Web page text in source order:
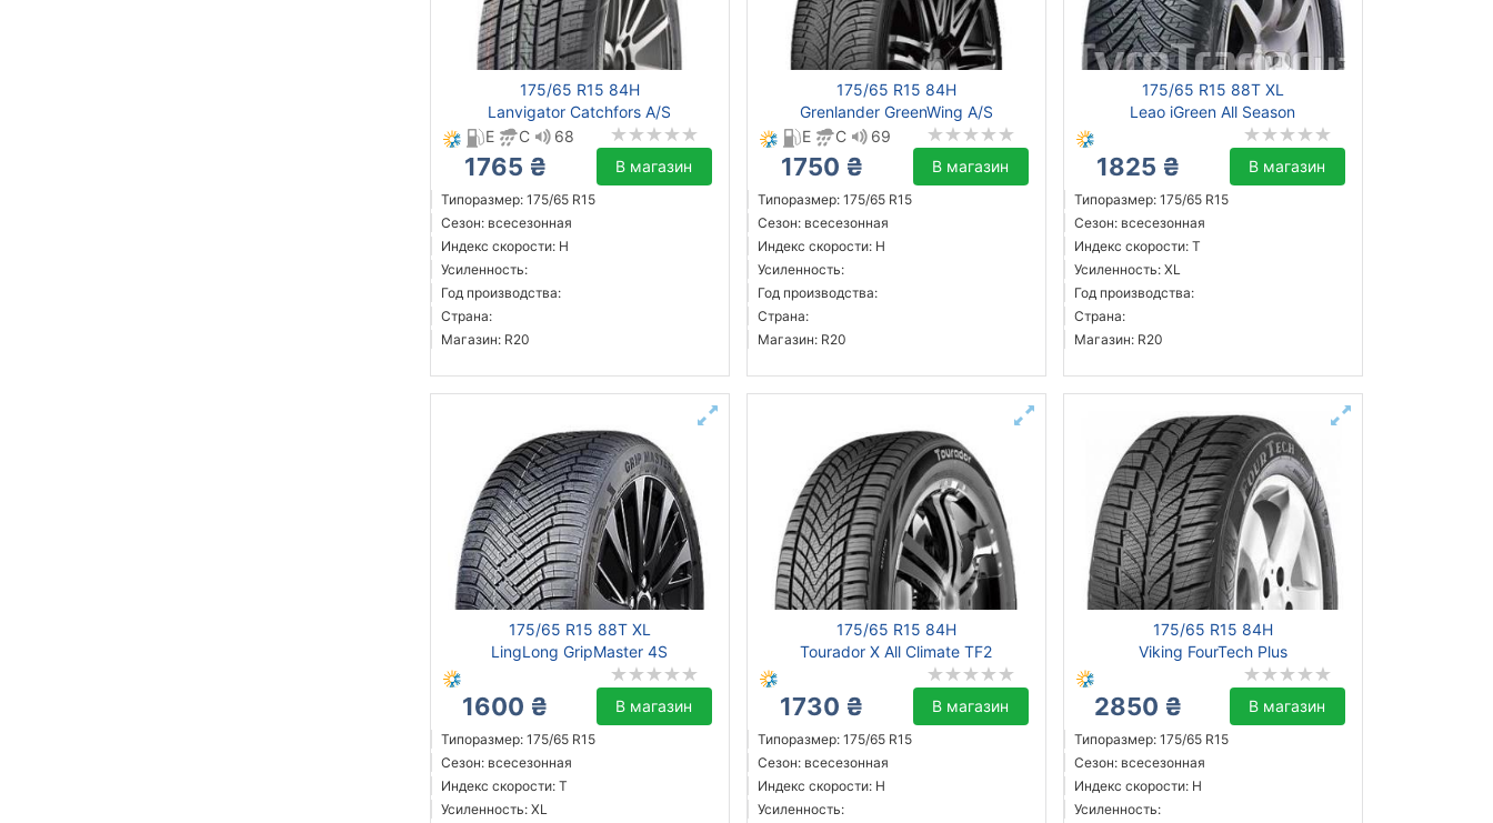
175/65 R15 84H
Lanvigator Catchfors A/S
E
C 68
1765 ₴ В магазин
Типоразмер: 175/65 R15
Сезон: всесезонная
Индекс скорости: H
Усиленность:
Год производства:
Страна:
Магазин: R20
175/65 R15 84H
Grenlander GreenWing A/S
E
C 69
1750 ₴ В магазин
Типоразмер: 175/65 R15
Сезон: всесезонная
Индекс скорости: H
Усиленность:
Год производства:
Страна:
Магазин: R20
175/65 R15 88T XL
Leao iGreen All Season
1825 ₴ В магазин
Типоразмер: 175/65 R15
Сезон: всесезонная
Индекс скорости: T
Усиленность: XL
Год производства:
Страна:
Магазин: R20
175/65 R15 88T XL
LingLong GripMaster 4S
1600 ₴ В магазин
Типоразмер: 175/65 R15
Сезон: всесезонная
Индекс скорости: T
Усиленность: XL
175/65 R15 84H
Tourador X All Climate TF2
1730 ₴ В магазин
Типоразмер: 175/65 R15
Сезон: всесезонная
Индекс скорости: H
Усиленность:
175/65 R15 84H
Viking FourTech Plus
2850 ₴ В магазин
Типоразмер: 175/65 R15
Сезон: всесезонная
Индекс скорости: H
Усиленность: